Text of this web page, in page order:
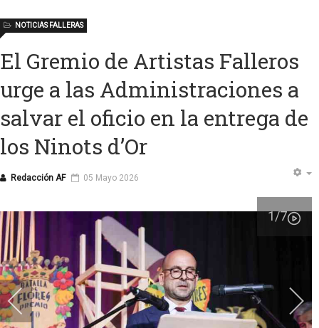
El Gremio de Artistas Falleros
urge a las Administraciones a
salvar el oficio en la entrega de
los Ninots d’Or
Redacción AF
NOTICIAS FALLERAS
05 Mayo 2026
1/7